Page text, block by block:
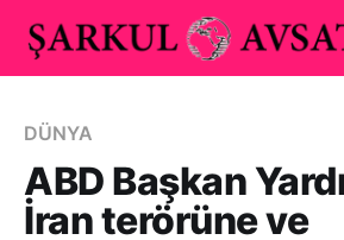
DÜNYA
ABD Başkan
İran terörüne ve